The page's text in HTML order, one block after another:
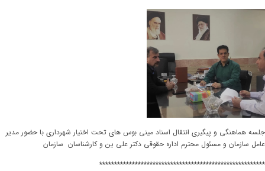
جلسه هماهنگی و پیگیری انتقال اسناد مینی بوس های تحت اختیار شهرداری با حضور مدیر
عامل سازمان و مسئول محترم اداره حقوقی دکتر علی ین و کارشناسان سازمان
********************************************************